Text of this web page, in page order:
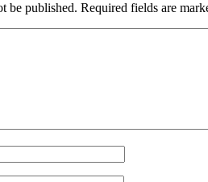
be published. Required fields are